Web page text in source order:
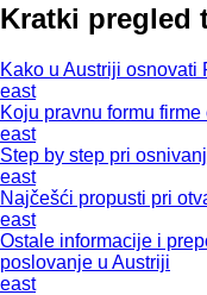
Kratki pregled
Kako u Austriji osnovati
east
Koju pravnu formu
east
Step by step pri
east
Najčešći propusti pri
east
Ostale informacije i
poslovanje u Austriji
east